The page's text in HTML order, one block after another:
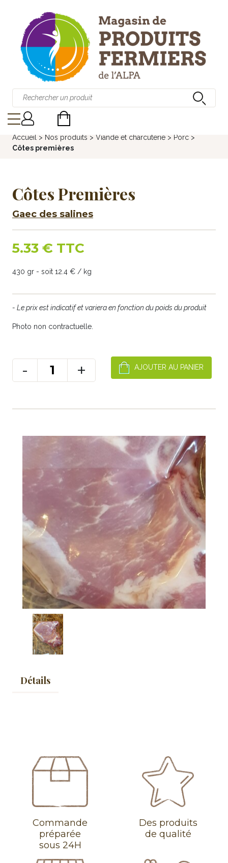
Accueil > Nos produits > Viande et charcuterie > Porc >
Côtes premières
Côtes Premières
Gaec des salines
5.33 € TTC
430 gr - soit 12.4 € / kg
- Le prix est indicatif et variera en fonction du poids du produit
Photo non contractuelle.
- + AJOUTER AU PANIER
Détails
Commande
préparée
sous 24H
Des produits
de qualité